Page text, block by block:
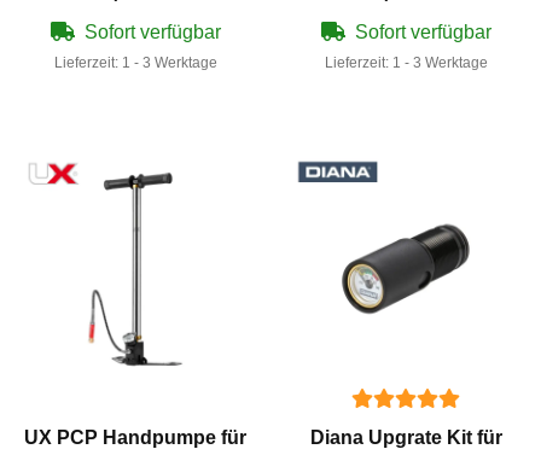
Sofort verfügbar
Lieferzeit: 1 - 3 Werktage
Sofort verfügbar
Lieferzeit: 1 - 3 Werktage
UX PCP Handpumpe für
Diana Upgrate Kit für